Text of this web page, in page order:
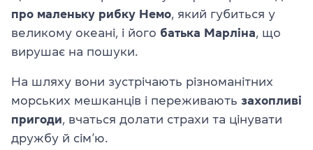
про маленьку рибку Немо, який губиться у
великому океані, і його батька Марліна, що
вирушає на пошуки.
На шляху вони зустрічають різноманітних
морських мешканців і переживають захопливі
пригоди, вчаться долати страхи та цінувати
дружбу й сім’ю.